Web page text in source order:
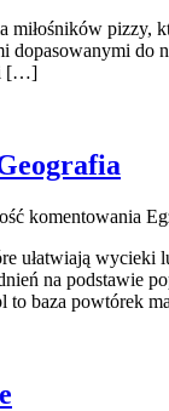
miłośników pizzy,
dopasowanymi
[…]
komentowania
ułatwiają wycieki
na podstawie
to baza powtórek